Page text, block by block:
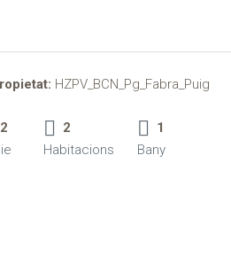
HZPV_BCN_Pg_Fabra_Puig
2
Habitacions
1
Bany